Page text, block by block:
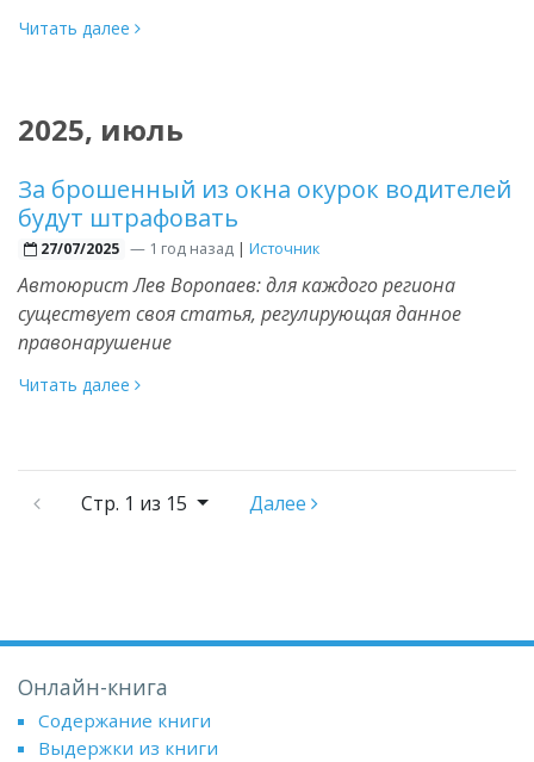
Читать далее
2025, июль
За брошенный из окна окурок водителей
будут штрафовать
27/07/2025 —1 год назад | Источник
Автоюрист Лев Воропаев: для каждого региона
существует своя статья, регулирующая данное
правонарушение
Читать далее
Стр. 1 из 15 Далее
Онлайн-книга
Содержание книги
Выдержки из книги